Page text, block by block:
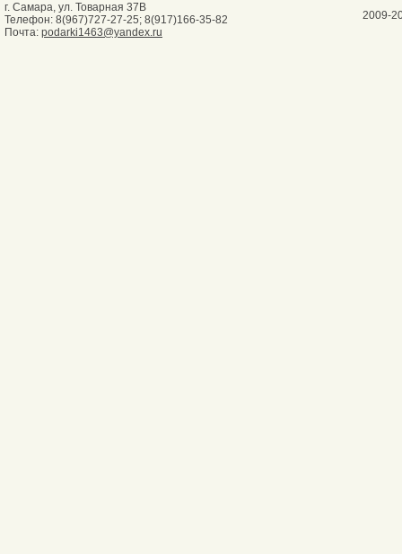
г. Самара, ул. Товарная 37В
Телефон: 8(967)727-27-25; 8(917)166-35-82
Почта: podarki1463@yandex.ru
2009-